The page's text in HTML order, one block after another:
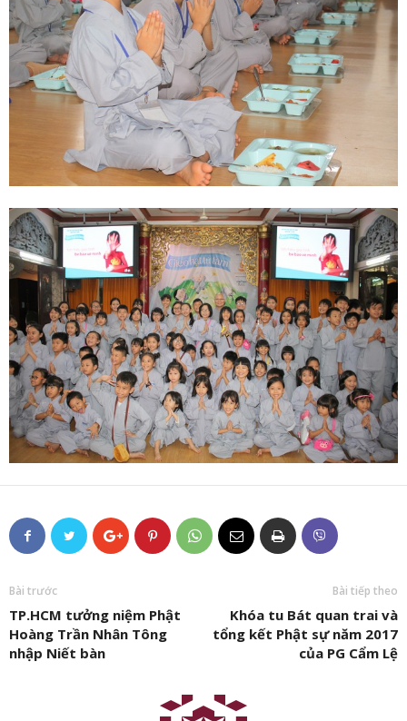
Bài trước
TP.HCM tưởng niệm Phật
Hoàng Trần Nhân Tông
nhập Niết bàn
Bài tiếp theo
Khóa tu Bát quan trai và
tổng kết Phật sự năm 2017
của PG Cẩm Lệ